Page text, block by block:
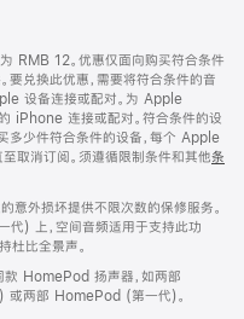
RMB 12。优惠仅面向购买符合条件
兑换此优惠，需要将符合条件的音
设备连接或配对。为 Apple
iPhone 连接或配对。符合条件的设
多少件符合条件的设备，每个 Apple
取消订阅。须遵循限制条件和其他条
外损坏提供不限次数的保修服务。
) 上，空间音频适用于支持此功
杜比全景声。
HomePod 扬声器，如两部
两部 HomePod (第一代)。